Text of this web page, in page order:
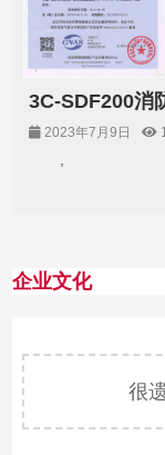
3C-SDF200消
2023年7月9日
企业文化
很